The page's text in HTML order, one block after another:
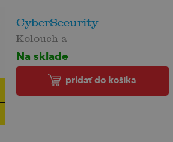
CyberSecurity
Kolouch a
Na sklade
pridať do košíka